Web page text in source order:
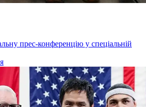
прес-конференцію у спеціальній